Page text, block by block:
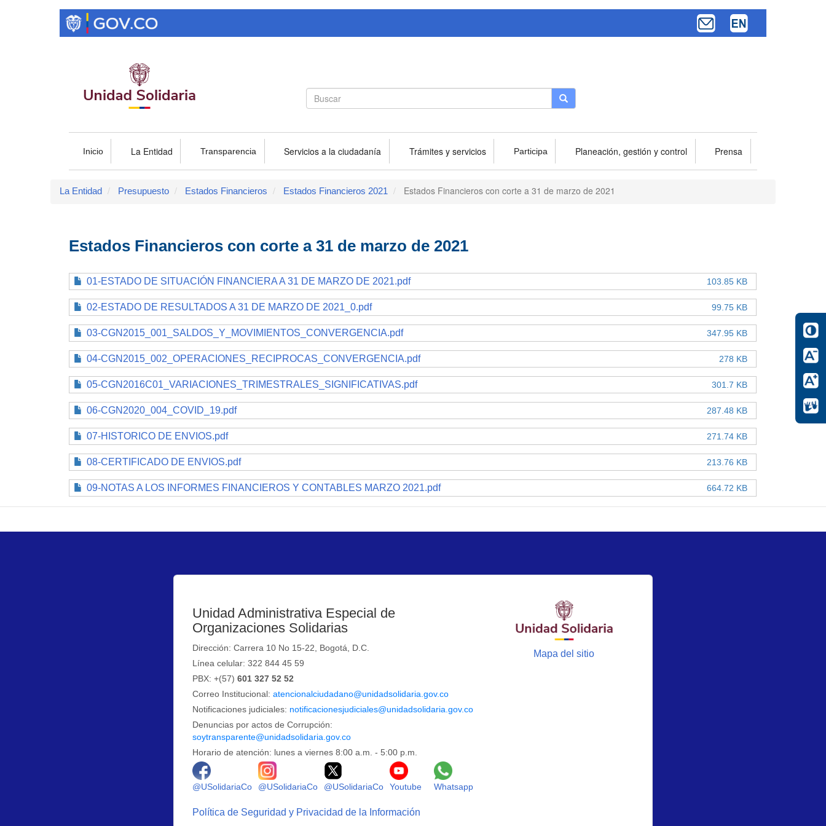
Search
form
Buscar Buscar
Inicio La Entidad Transparencia Servicios a la ciudadanía Trámites y servicios Participa Planeación, gestión y control Prensa
La Entidad Presupuesto Estados Financieros Estados Financieros 2021 Estados Financieros con corte a 31 de marzo de 2021
Estados Financieros con corte a 31 de marzo de 2021
01-ESTADO DE SITUACIÓN FINANCIERA A 31 DE MARZO DE 2021.pdf 103.85 KB
02-ESTADO DE RESULTADOS A 31 DE MARZO DE 2021_0.pdf 99.75 KB
03-CGN2015_001_SALDOS_Y_MOVIMIENTOS_CONVERGENCIA.pdf 347.95 KB
04-CGN2015_002_OPERACIONES_RECIPROCAS_CONVERGENCIA.pdf 278 KB
05-CGN2016C01_VARIACIONES_TRIMESTRALES_SIGNIFICATIVAS.pdf 301.7 KB
06-CGN2020_004_COVID_19.pdf 287.48 KB
07-HISTORICO DE ENVIOS.pdf 271.74 KB
08-CERTIFICADO DE ENVIOS.pdf 213.76 KB
09-NOTAS A LOS INFORMES FINANCIEROS Y CONTABLES MARZO 2021.pdf 664.72 KB
Unidad Administrativa Especial de
Organizaciones Solidarias
Dirección: Carrera 10 No 15-22, Bogotá, D.C.
Línea celular: 322 844 45 59
PBX: +(57)601 327 52 52
Correo Institucional:atencionalciudadano@unidadsolidaria.gov.co
Notificaciones judiciales: notificacionesjudiciales@unidadsolidaria.gov.co
Denuncias por actos de Corrupción:
soytransparente@unidadsolidaria.gov.co
Horario de atención: lunes a viernes 8:00 a.m. - 5:00 p.m.
@USolidariaCoLogo Facebook
@USolidariaCoLogo Instagram
@USolidariaCoLogo X
YoutubeLogo Youtube
WhatsappLogo Whatsapp
Política de Seguridad y Privacidad de la Información
Mapa del sitio